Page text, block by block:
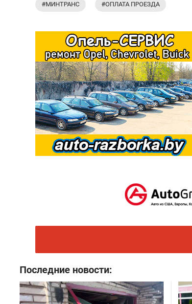
#МИНТРАНС #ОПЛАТА ПРОЕЗДА
Последние новости: